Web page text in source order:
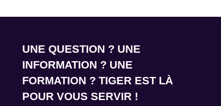
UNE QUESTION ? UNE
INFORMATION ? UNE
FORMATION ? TIGER EST LÀ
POUR VOUS SERVIR !